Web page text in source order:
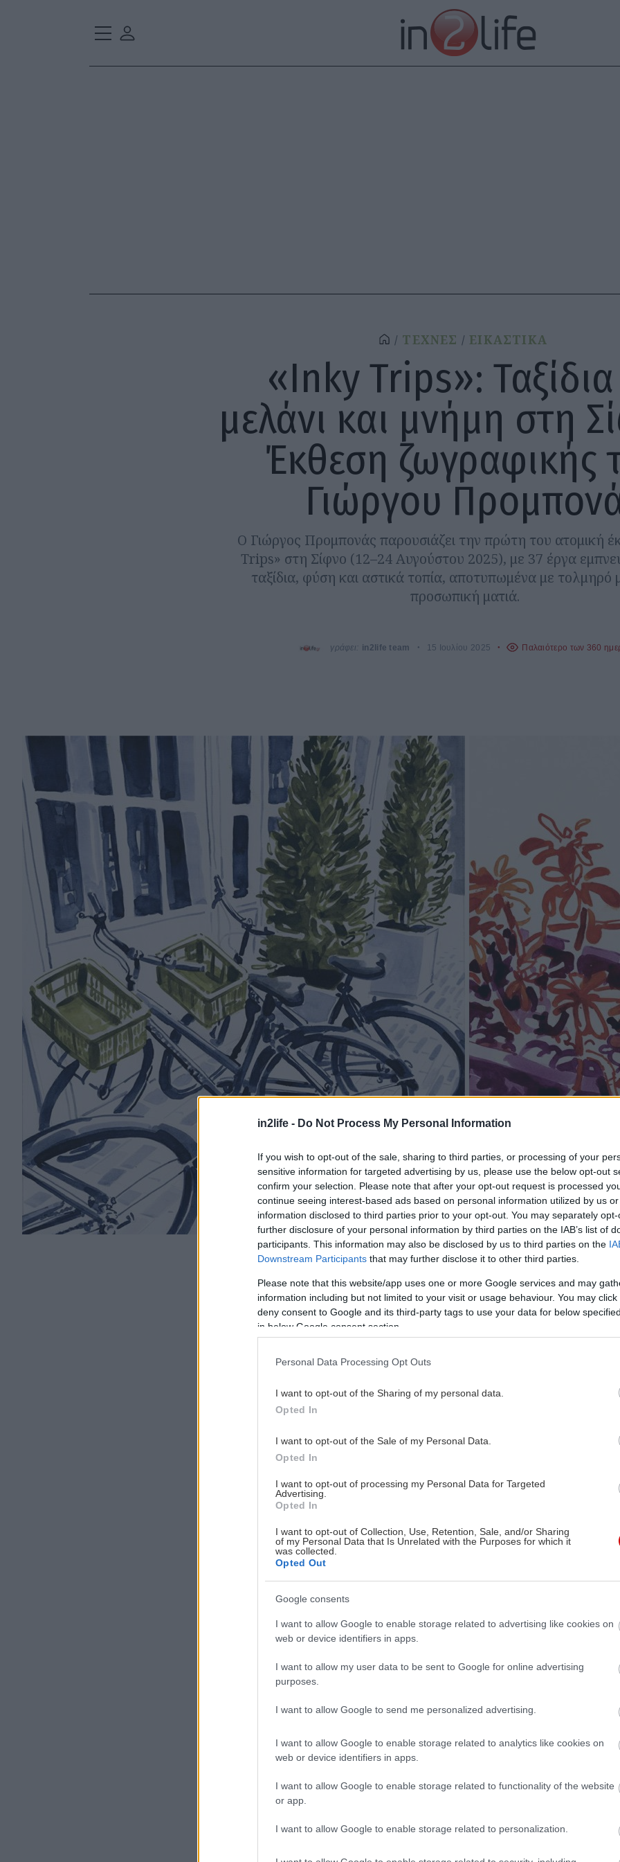
in2life - Do Not Process My Personal Information
If you wish to opt-out of the sale, sharing to third parties, or processing of your
sensitive information for targeted advertising by us, please use the below opt-out
confirm your selection. Please note that after your opt-out request is processed
continue seeing interest-based ads based on personal information utilized by us
information disclosed to third parties prior to your opt-out. You may separately
further disclosure of your personal information by third parties on the IAB’s list of
participants. This information may also be disclosed by us to third parties on the
Downstream Participants that may further disclose it to other third parties.
Please note that this website/app uses one or more Google services and may
information including but not limited to your visit or usage behaviour. You may
deny consent to Google and its third-party tags to use your data for below
in below Google consent section.
Personal Data Processing Opt Outs
I want to opt-out of the Sharing of my personal data.
Opted In
I want to opt-out of the Sale of my Personal Data.
Opted In
I want to opt-out of processing my Personal Data for Targeted
Advertising.
Opted In
I want to opt-out of Collection, Use, Retention, Sale, and/or Sharing
of my Personal Data that Is Unrelated with the Purposes for which it
was collected.
Opted Out
Google consents
I want to allow Google to enable storage related to advertising like cookies on
web or device identifiers in apps.
I want to allow my user data to be sent to Google for online advertising
purposes.
I want to allow Google to send me personalized advertising.
I want to allow Google to enable storage related to analytics like cookies on
web or device identifiers in apps.
I want to allow Google to enable storage related to functionality of the website
or app.
I want to allow Google to enable storage related to personalization.
ΤΕΧΝΕΣ ΕΙΚΑΣΤΙΚΑ
«Inky Trips»:
μελάνι και μνήμη στη
Έκθεση ζωγραφικής
Γιώργου
Ο Γιώργος Προμπονάς παρουσιάζει την πρώτη του ατομική
Trips» στη Σίφνο (12–24 Αυγούστου 2025), με 37 έργα
ταξίδια, φύση και αστικά τοπία, αποτυπωμένα με τολμηρό
προσωπική ματιά.
γράφει: in2life team 15 Ιουλίου 2025 Παλαιότερο των 360
Τ
καθημερινότητας, είναι αναπόσπαστες εμπειρίες της
καθένας αποζητά να κρατήσει ένα κομμάτι τους
Αυτό είναι κάτι το οποίο ο καλλιτέχνης Γιώργος
καταφέρει να πετύχει μέσα από τα έργα της έκθεσης «Inky Trips».
συγκεκριμένα, σε βάθος χρόνου, ταξιδεύοντας στον κόσμο αλλά και